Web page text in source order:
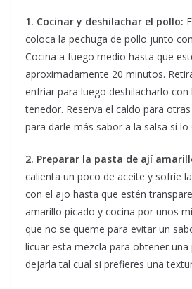
1. Cocinar y deshilachar el pollo:
coloca la pechuga de pollo junto
Cocina a fuego medio hasta que
aproximadamente 20 minutos.
enfriar para luego deshilacharlo
tenedor. Reserva el caldo para
para darle más sabor a la salsa si lo
2. Preparar la pasta de ají
calienta un poco de aceite y sofríe
con el ajo hasta que estén
amarillo picado y cocina por unos
que no se queme para evitar un
licuar esta mezcla para obtener
dejarla tal cual si prefieres una